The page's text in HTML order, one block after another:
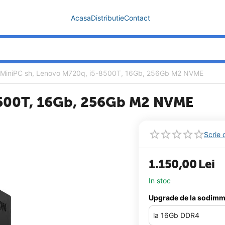
AcasaDistributieContact
MiniPC sh, Lenovo M720q, i5-8500T, 16Gb, 256Gb M2 NVME
16Gb, 256Gb M2 NVME
Scrie
1.150,00Lei
In stoc
Upgrade de la